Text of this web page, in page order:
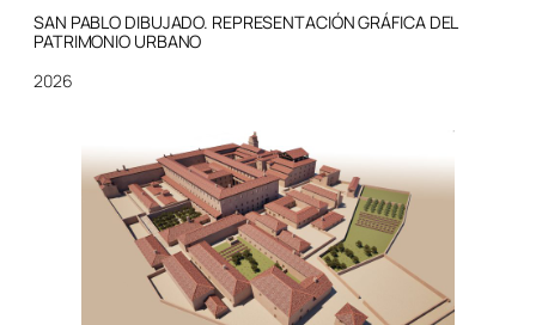
SAN PABLO DIBUJADO. REPRESENTACIÓN GRÁFICA DEL
PATRIMONIO URBANO
2026